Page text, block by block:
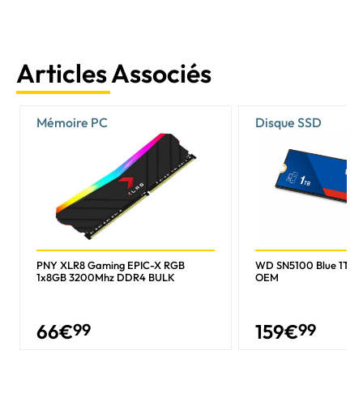
Articles Associés
Mémoire PC
PNY XLR8 Gaming EPIC-X RGB
1x8GB 3200Mhz DDR4 BULK
66€99
Disque SSD
WD SN5100 Blue 1To
OEM
159€99